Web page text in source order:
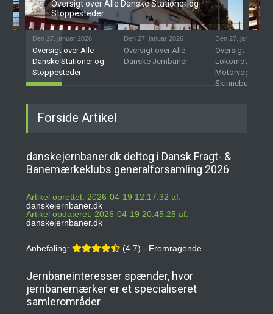
Oversigt over Alle Danske Stationer og
Stoppesteder
Den 27. januar 2026
Oversigt over Alle
Danske Stationer og
Stoppesteder
Den 27. januar 2026
Oversigt over Alle
Danske Jernbaner
Den 27. januar
Oversigt over
Lokomotiver,
Motorvogne og
Skinnebusser
Forside Artikel
danskejernbaner.dk deltog i Dansk Fragt- &
Banemærkeklubs generalforsamling 2026
Artikel oprettet: 2026-04-19 12:17:32 af:
danskejernbaner.dk
Artikel opdateret: 2026-04-19 20:45:25 af:
danskejernbaner.dk
Anbefaling: (4.7) - Fremragende
Jernbaneinteresser spænder, hvor
jernbanemærker er et specialiseret
samlerområder